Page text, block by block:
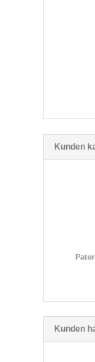
Kunden
Kunden